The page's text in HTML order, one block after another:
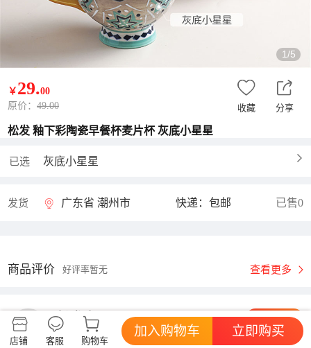
1/5
￥ 29.00
原价： 49.00 收藏 分享
松发 釉下彩陶瓷早餐杯麦片杯 灰底小星星
已选 灰底小星星
发货 广东省 潮州市 快递：包邮 已售0
商品评价 好评率暂无 查看更多
松发瓷器
综合体验:
进店逛逛
店铺 客服 购物车
加入购物车 立即购买